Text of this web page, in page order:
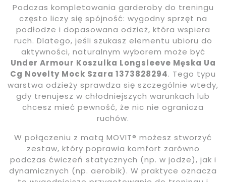
Podczas kompletowania garderoby do treningu
często liczy się spójność: wygodny sprzęt na
podłodze i dopasowana odzież, która wspiera
ruch. Dlatego, jeśli szukasz elementu ubioru do
aktywności, naturalnym wyborem może być
Under Armour Koszulka Longsleeve Męska Ua
Cg Novelty Mock Szara 1373828294. Tego typu
warstwa odzieży sprawdza się szczególnie wtedy,
gdy trenujesz w chłodniejszych warunkach lub
chcesz mieć pewność, że nic nie ogranicza
ruchów.
W połączeniu z matą MOVIT® możesz stworzyć
zestaw, który poprawia komfort zarówno
podczas ćwiczeń statycznych (np. w jodze), jak i
dynamicznych (np. aerobik). W praktyce oznacza